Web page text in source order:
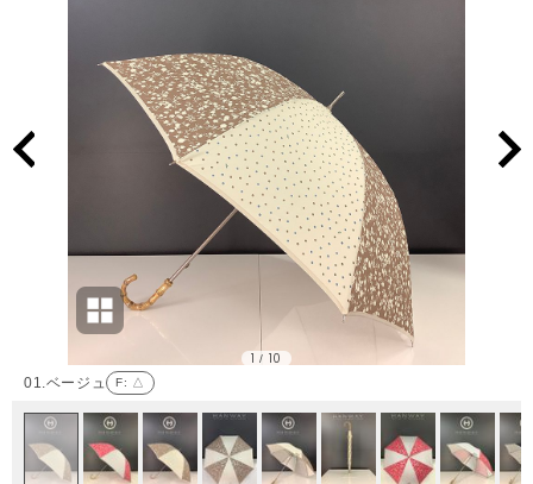
01.ベージュ F: △
1 / 10